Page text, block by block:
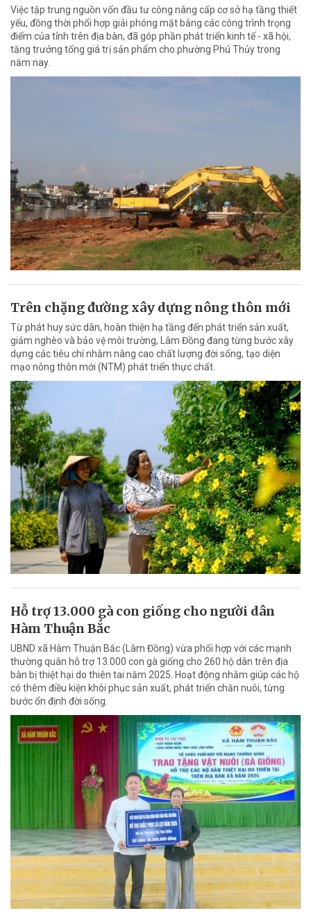
Việc tập trung nguồn vốn đầu tư công nâng cấp cơ sở hạ tầng thiết
yếu, đồng thời phối hợp giải phóng mặt bằng các công trình trọng
điểm của tỉnh trên địa bàn, đã góp phần phát triển kinh tế - xã hội,
tăng trưởng tổng giá trị sản phẩm cho phường Phú Thủy trong
năm nay.
Trên chặng đường xây dựng nông thôn mới
Từ phát huy sức dân, hoàn thiện hạ tầng đến phát triển sản xuất,
giảm nghèo và bảo vệ môi trường, Lâm Đồng đang từng bước xây
dựng các tiêu chí nhằm nâng cao chất lượng đời sống, tạo diện
mạo nông thôn mới (NTM) phát triển thực chất.
Hỗ trợ 13.000 gà con giống cho người dân
Hàm Thuận Bắc
UBND xã Hàm Thuận Bắc (Lâm Đồng) vừa phối hợp với các mạnh
thường quân hỗ trợ 13.000 con gà giống cho 260 hộ dân trên địa
bàn bị thiệt hại do thiên tai năm 2025. Hoạt động nhằm giúp các hộ
có thêm điều kiện khôi phục sản xuất, phát triển chăn nuôi, từng
bước ổn định đời sống.